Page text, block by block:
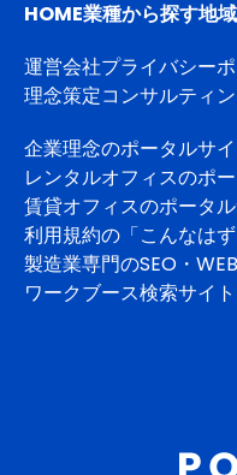
HOME業種から探す地
運営会社プライバシー
理念策定コンサルティ
企業理念のポータルサイ
レンタルオフィスのポ
賃貸オフィスのポータ
利用規約の「こんなは
製造業専門のSEO・
ワークブース検索サイト